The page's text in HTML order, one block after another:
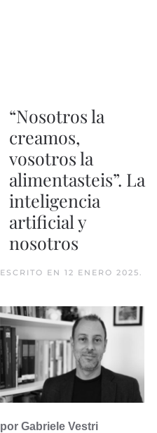
“Nosotros la
creamos,
vosotros la
alimentasteis”. La
inteligencia
artificial y
nosotros
ESCRITO EN 12 ENERO 2025.
por Gabriele Vestri